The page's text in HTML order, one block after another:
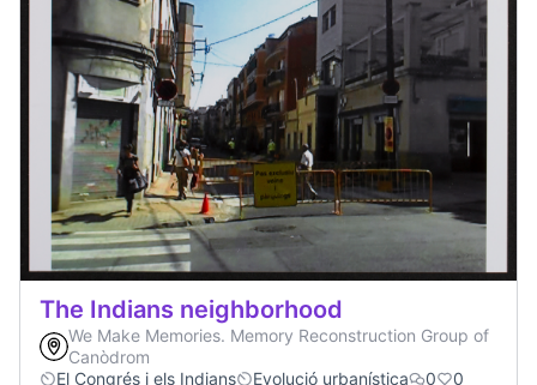
The Indians neighborhood
We Make Memories. Memory Reconstruction Group of
Canòdrom
El Congrés i els Indians
Evolució urbanística 0 0